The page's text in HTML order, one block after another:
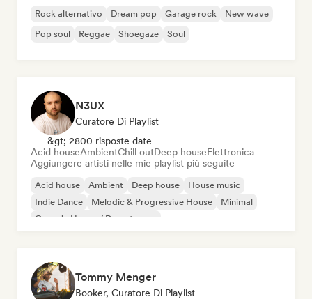
Rock alternativo Dream pop Garage rock
New wave
Pop soul
Reggae Shoegaze Soul
N3UX
Curatore Di Playlist
&gt; 2800 risposte date
Acid houseAmbientChill outDeep houseElettronica
Aggiungere artisti nelle mie playlist più seguite
Acid house Ambient Deep house
House music
Indie Dance
Melodic & Progressive House
Minimal
Organic House / Downtempo
Tommy Menger
Booker, Curatore Di Playlist